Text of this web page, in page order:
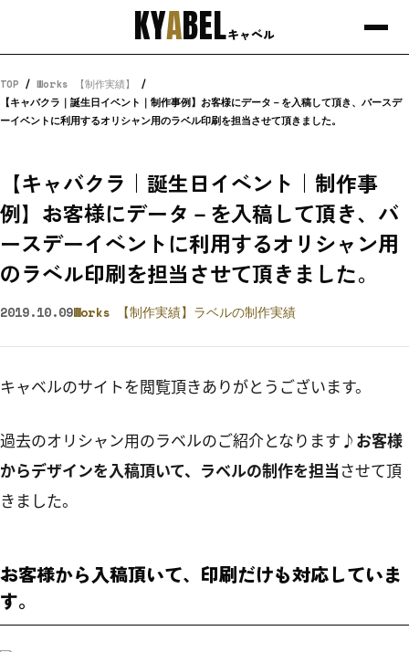
KYABELキャベル
TOP / Works 【制作実績】
/
【キャバクラ｜誕生日イベント｜制作事例】お客様にデータ－を入稿して頂き、バースデ
ーイベントに利用するオリシャン用のラベル印刷を担当させて頂きました。
【キャバクラ｜誕生日イベント｜制作事
例】お客様にデータ－を入稿して頂き、バ
ースデーイベントに利用するオリシャン用
のラベル印刷を担当させて頂きました。
2019.10.09Works 【制作実績】 ラベルの制作実績
キャベルのサイトを閲覧頂きありがとうございます。
過去のオリシャン用のラベルのご紹介となります♪ お客様
からデザインを入稿頂いて、ラベルの制作を担当させて頂
きました。
お客様から入稿頂いて、印刷だけも対応していま
す。